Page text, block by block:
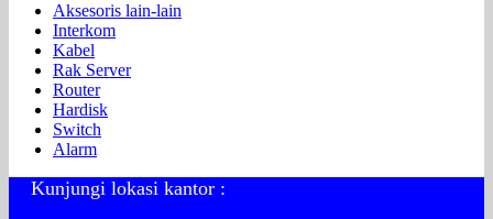
Aksesoris lain-lain
Interkom
Kabel
Rak Server
Router
Hardisk
Switch
Alarm
Kunjungi lokasi kantor :